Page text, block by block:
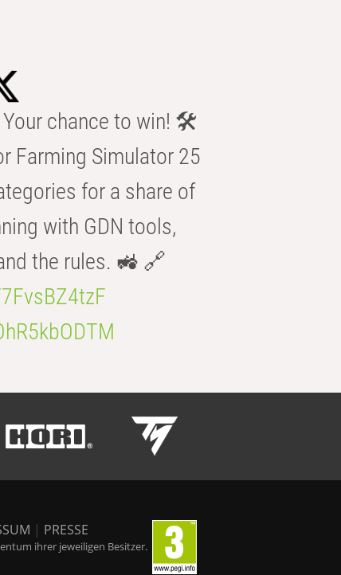
chance to win! 🛠️
Farming Simulator 25
for a share of
with GDN tools,
the rules. 🚜 🔗
| PRESSE
ihrer jeweiligen Besitzer.